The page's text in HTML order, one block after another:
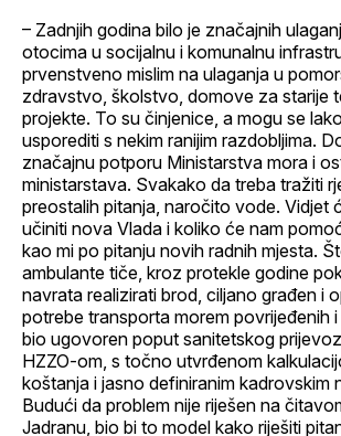
– Zadnjih godina bilo je značajnih
otocima u socijalnu i komunalnu
prvenstveno mislim na ulaganja u
zdravstvo, školstvo, domove za starije
projekte. To su činjenice, a mogu se
usporediti s nekim ranijim razdobljima.
značajnu potporu Ministarstva mora i
ministarstava. Svakako da treba tražiti
preostalih pitanja, naročito vode. Vidjet
učiniti nova Vlada i koliko će nam
kao mi po pitanju novih radnih mjesta.
ambulante tiče, kroz protekle godine
navrata realizirati brod, ciljano građen i
potrebe transporta morem povrijeđenih
bio ugovoren poput sanitetskog
HZZO-om, s točno utvrđenom
koštanja i jasno definiranim kadrovskim
Budući da problem nije riješen na
Jadranu, bio bi to model kako riješiti